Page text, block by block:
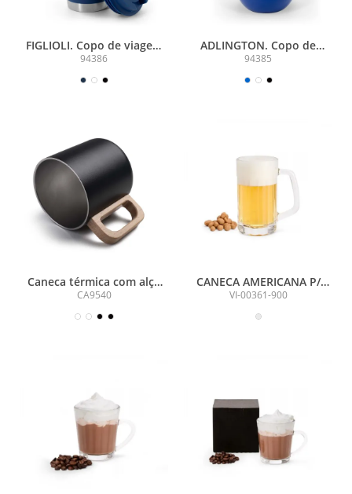
FIGLIOLI. Copo de viagem
em PP com parede dupla e
94386
ADLINGTON. Copo de
viagem em PP com parede
94385
Caneca térmica com alça
em madeira
CA9540
CANECA AMERICANA P/
CERVEJA/CHOPP - 340 ML
VI-00361-900